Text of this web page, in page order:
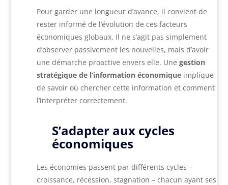
Pour garder une longueur d’avance, il convient de
rester informé de l’évolution de ces facteurs
économiques globaux. Il ne s’agit pas simplement
d’observer passivement les nouvelles, mais d’avoir
une démarche proactive envers elle. Unegestion
stratégique de l’information économique implique
de savoir où chercher cette information et comment
l’interpréter correctement.
S’adapter aux cycles
économiques
Les économies passent par différents cycles –
croissance, récession, stagnation – chacun ayant ses